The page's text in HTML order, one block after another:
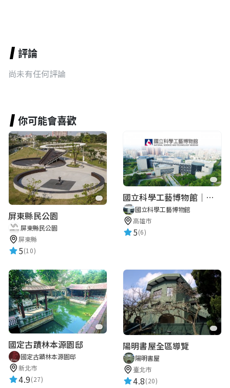
評論
尚未有任何評論
你可能會喜歡
屏東縣民公園
屏東縣民公園
屏東縣
5(10)
國立科學工藝博物館｜華語智慧導覽
國立科學工藝博物館
高雄市
5(6)
國定古蹟林本源園邸
國定古蹟林本源園邸
新北市
4.9(27)
陽明書屋全區導覽
陽明書屋
臺北市
4.8(20)